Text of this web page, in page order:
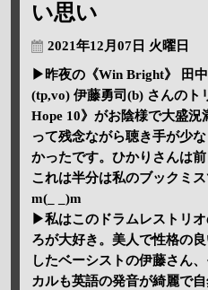
い思い
2021年12月07日 火曜日
▶昨夜の《Win Bright》 田
(tp,vo) 伊藤勇司(b) さんのト
Hope 10》がお陰様で大盛
って残念ながら聴き手が少
かったです。ひかりさんは
これは半分は私のブックミス
m(_ _)m
▶私はこのドラムレストリ
ろが大好き。美人で性格の
したベーシストの伊藤さん
カルも英語の発音が綺麗で